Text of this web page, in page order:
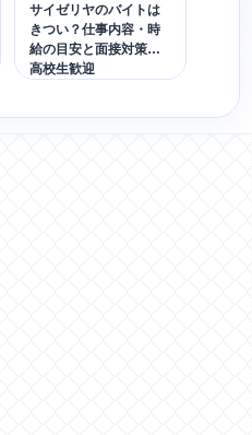
サイゼリヤのバイトは
きつい？仕事内容・時
給の目安と面接対策｜
高校生歓迎